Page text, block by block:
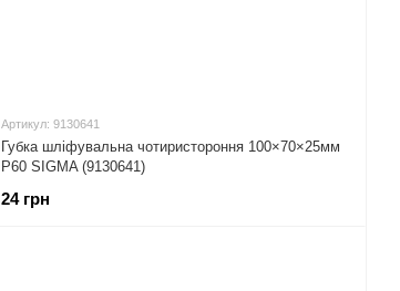
Артикул: 9130641
Губка шліфувальна чотиристороння 100×70×25мм
P60 SIGMA (9130641)
24 грн